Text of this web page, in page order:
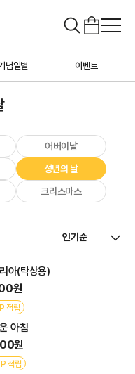
념일별 이벤트
어버이날
성년의 날
크리스마스
아(탁상용)
원
적립
아침
원
적립